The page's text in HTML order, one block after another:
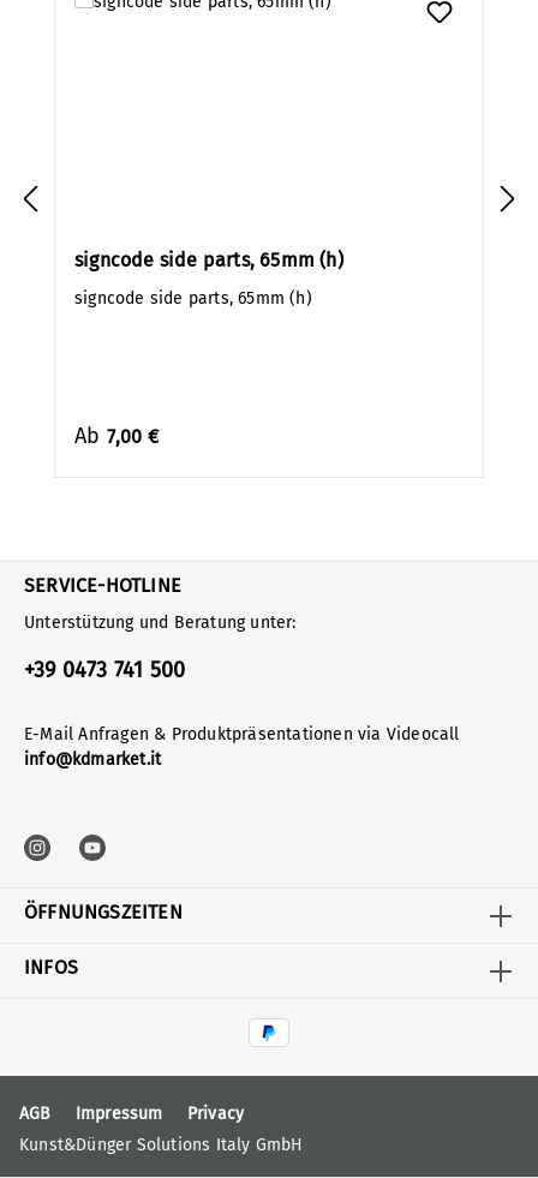
signcode side parts, 65mm (h)
signcode side parts, 65mm (h)
Ab 7,00 €
SERVICE-HOTLINE
Unterstützung und Beratung unter:
+39 0473 741 500
E-Mail Anfragen & Produktpräsentationen via Videocall
info@kdmarket.it
ÖFFNUNGSZEITEN
INFOS
AGB Impressum
Privacy
Kunst&Dünger Solutions Italy GmbH